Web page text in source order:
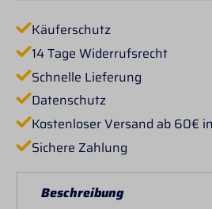
Käuferschutz
14 Tage Widerrufsrecht
Schnelle Lieferung
Datenschutz
Kostenloser Versand ab 60€
Sichere Zahlung
Beschreibung